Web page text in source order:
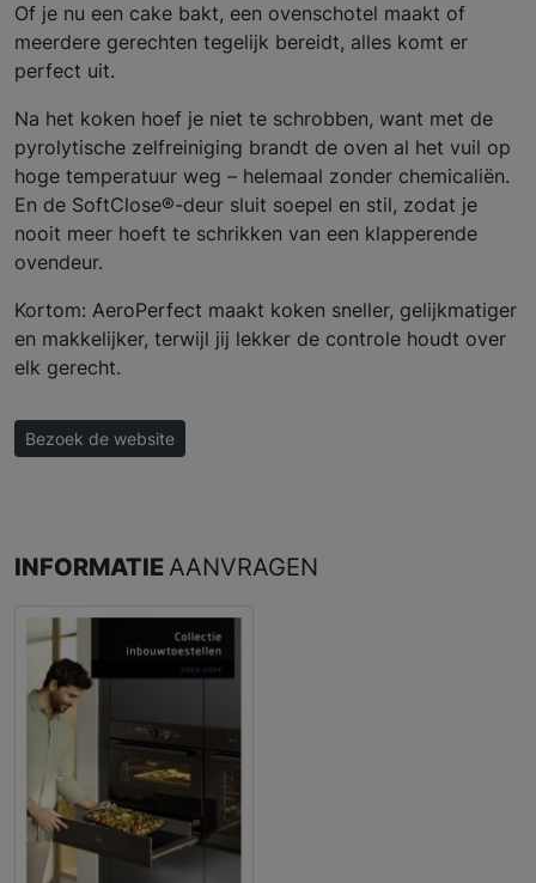
Of je nu een cake bakt, een ovenschotel maakt of
meerdere gerechten tegelijk bereidt, alles komt er
perfect uit.
Na het koken hoef je niet te schrobben, want met de
pyrolytische zelfreiniging brandt de oven al het vuil op
hoge temperatuur weg – helemaal zonder chemicaliën.
En de SoftClose®-deur sluit soepel en stil, zodat je
nooit meer hoeft te schrikken van een klapperende
ovendeur.
Kortom: AeroPerfect maakt koken sneller, gelijkmatiger
en makkelijker, terwijl jij lekker de controle houdt over
elk gerecht.
Bezoek de website
INFORMATIEAANVRAGEN